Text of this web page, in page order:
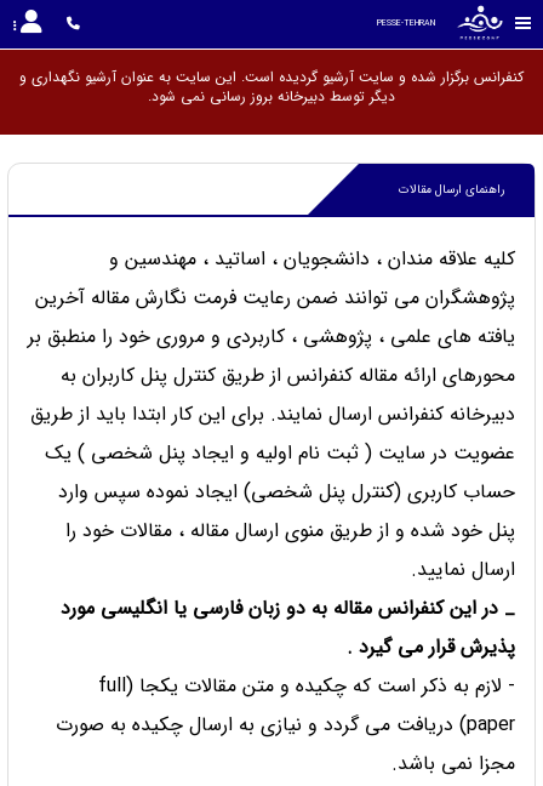
PESSE-TEHRAN
کنفرانس برگزار شده و سایت آرشیو گردیده است. این سایت به عنوان آرشیو نگهداری و
دیگر توسط دبیرخانه بروز رسانی نم
راهنمای ارسال مقالات
کلیه علاقه مندان ، دانشجویان ، اساتید ، مهندسین و
پژوهشگران می توانند ضمن رعایت فرمت نگارش مقاله آخرین
یافته های علمی ، پژوهشی ، کاربردی و مروری خود را منطبق بر
محورهای ارائه مقاله کنفرانس از طریق کنترل پنل کاربران به
دبیرخانه کنفرانس ارسال نمایند. برای این کار ابتدا باید از طریق
عضویت در سایت ( ثبت نام اولیه و ایجاد پنل شخصی ) یک
حساب کاربری (کنترل پنل شخصی) ایجاد نموده سپس وارد
پنل خود شده و از طریق منوی ارسال مقاله ، مقالات خود را
ارسال نمایید.
_ در این کنفرانس مقاله به دو زبان فارسی یا انگلیسی مورد
پذیرش قرار می گیرد .
- لازم به ذکر است که چکیده و متن مقالات یکجا (full
paper) دریافت می گردد و نیازی به ارسال چکیده به صورت
مجزا نمی باشد.